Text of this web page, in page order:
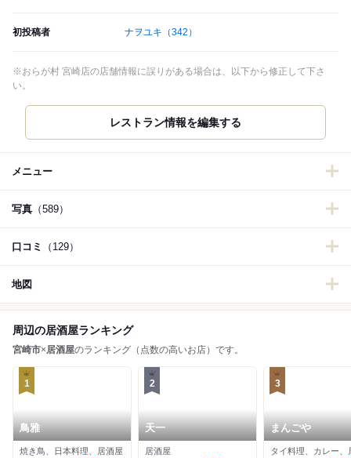
初投稿者 ナヲユキ （342）
※おらが村 宮崎店の店舗情報に誤りがある場合は、以下から修正して下さ
い。
レストラン情報を編集する
メニュー
写真 （589）
口コミ （129）
地図
周辺の居酒屋ランキング
宮崎市×居酒屋のランキング（点数の高いお店）です。
1
鳥雅
焼き鳥、日本料理、居酒屋
2
天一
居酒屋
3
まんごや
タイ料理、カレー、